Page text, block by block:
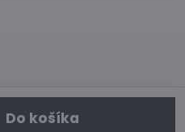
Do košíka